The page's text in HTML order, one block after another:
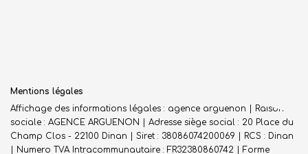
Mentions légales
Affichage des informations légales : agence arguenon | Raison
sociale : AGENCE ARGUENON | Adresse siège social : 20 Place du
Champ Clos - 22100 Dinan | Siret : 38086074200069 | RCS : Dinan
| Numero TVA Intracommunautaire : FR32380860742 | Forme